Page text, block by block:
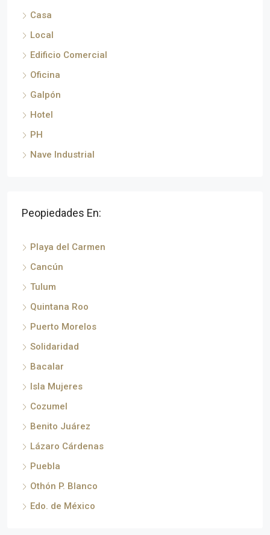
Casa
Local
Edificio Comercial
Oficina
Galpón
Hotel
PH
Nave Industrial
Peopiedades En:
Playa del Carmen
Cancún
Tulum
Quintana Roo
Puerto Morelos
Solidaridad
Bacalar
Isla Mujeres
Cozumel
Benito Juárez
Lázaro Cárdenas
Puebla
Othón P. Blanco
Edo. de México